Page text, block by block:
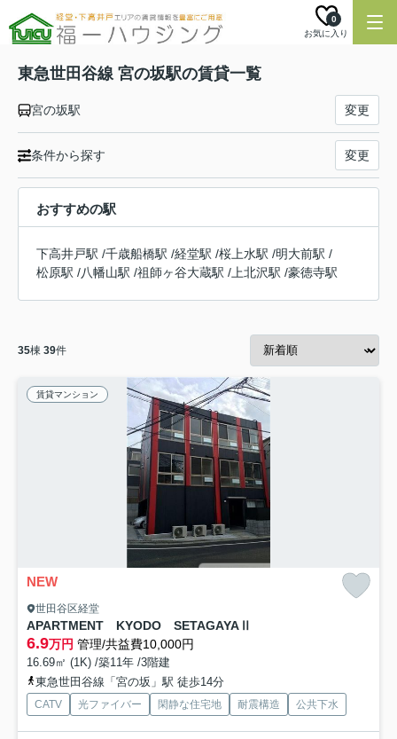
お気に入り
0
東急世田谷線 宮の坂駅の賃貸一覧
宮の坂駅 変更
条件から探す 変更
おすすめの駅
下高井戸駅 /千歳船橋駅 /経堂駅 /桜上水駅 /明大前駅 /
松原駅 /八幡山駅 /祖師ヶ谷大蔵駅 / 上北沢駅 /豪徳寺駅
35棟 39件
賃貸マンション
NEW
世田谷区経堂
APARTMENT KYODO SETAGAYAⅡ
6.9万円 管理/共益費10,000円
16.69㎡ (1K) /築11年 /3階建
東急世田谷線「宮の坂」駅 徒歩14分
CATV 光ファイバー 閑静な住宅地 耐震構造 公共下水